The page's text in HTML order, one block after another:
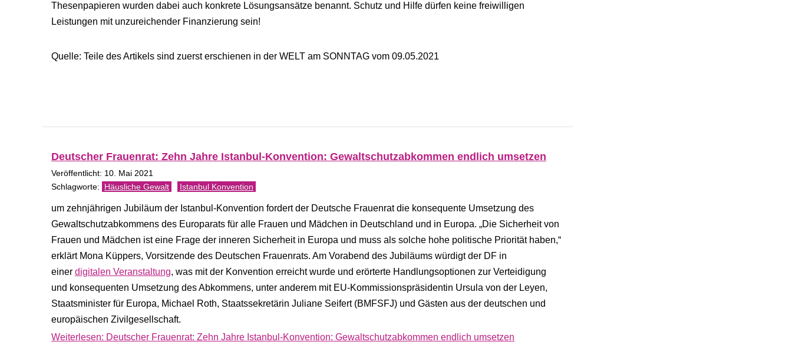
Thesenpapieren wurden dabei auch konkrete Lösungsansätze benannt. Schutz und Hilfe dürfen keine freiwilligen
Leistungen mit unzureichender Finanzierung sein!
Quelle: Teile des Artikels sind zuerst erschienen in der WELT am SONNTAG vom 09.05.2021
Deutscher Frauenrat: Zehn Jahre Istanbul-Konvention: Gewaltschutzabkommen endlich umsetzen
Veröffentlicht: 10. Mai 2021
Häusliche Gewalt Istanbul Konvention
um zehnjährigen Jubiläum der Istanbul-Konvention fordert der Deutsche Frauenrat die konsequente Umsetzung des
Gewaltschutzabkommens des Europarats für alle Frauen und Mädchen in Deutschland und in Europa. „Die Sicherheit von
Frauen und Mädchen ist eine Frage der inneren Sicherheit in Europa und muss als solche hohe politische Priorität haben,“
erklärt Mona Küppers, Vorsitzende des Deutschen Frauenrats. Am Vorabend des Jubiläums würdigt der DF in
einer digitalen Veranstaltung, was mit der Konvention erreicht wurde und erörterte Handlungsoptionen zur Verteidigung
und konsequenten Umsetzung des Abkommens, unter anderem mit EU-Kommissionspräsidentin Ursula von der Leyen,
Staatsminister für Europa, Michael Roth, Staatssekretärin Juliane Seifert (BMFSFJ) und Gästen aus der deutschen und
europäischen Zivilgesellschaft.
Weiterlesen: Deutscher Frauenrat: Zehn Jahre Istanbul-Konvention: Gewaltschutzabkommen endlich umsetzen